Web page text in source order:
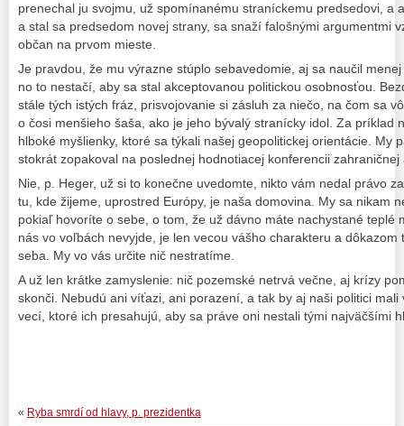
prenechal ju svojmu, už spomínanému straníckemu predsedovi, a
a stal sa predsedom novej strany, sa snaží falošnými argumentmi
občan na prvom mieste.
Je pravdou, že mu výrazne stúplo sebavedomie, aj sa naučil
no to nestačí, aby sa stal akceptovanou politickou osobnosťou.
stále tých istých fráz, prisvojovanie si zásluh za niečo, na čom sa
o čosi menšieho šaša, ako je jeho bývalý stranícky idol. Za príklad
hlboké myšlienky, ktoré sa týkali našej geopolitickej orientácie. My
stokrát zopakoval na poslednej hodnotiacej konferencii
Nie, p. Heger, už si to konečne uvedomte, nikto vám nedal právo
tu, kde žijeme, uprostred Európy, je naša domovina. My sa nikam
pokiaľ hovoríte o sebe, o tom, že už dávno máte nachystané teplé
nás vo voľbách nevyjde, je len vecou vášho charakteru a dôkazom
seba. My vo vás určite nič nestratíme.
A už len krátke zamyslenie: nič pozemské netrvá večne, aj krízy
skonči. Nebudú ani víťazi, ani porazení, a tak by aj naši politici
vecí, ktoré ich presahujú, aby sa práve oni nestali tými najväčšími
« Ryba smrdí od hlavy, p. prezidentka